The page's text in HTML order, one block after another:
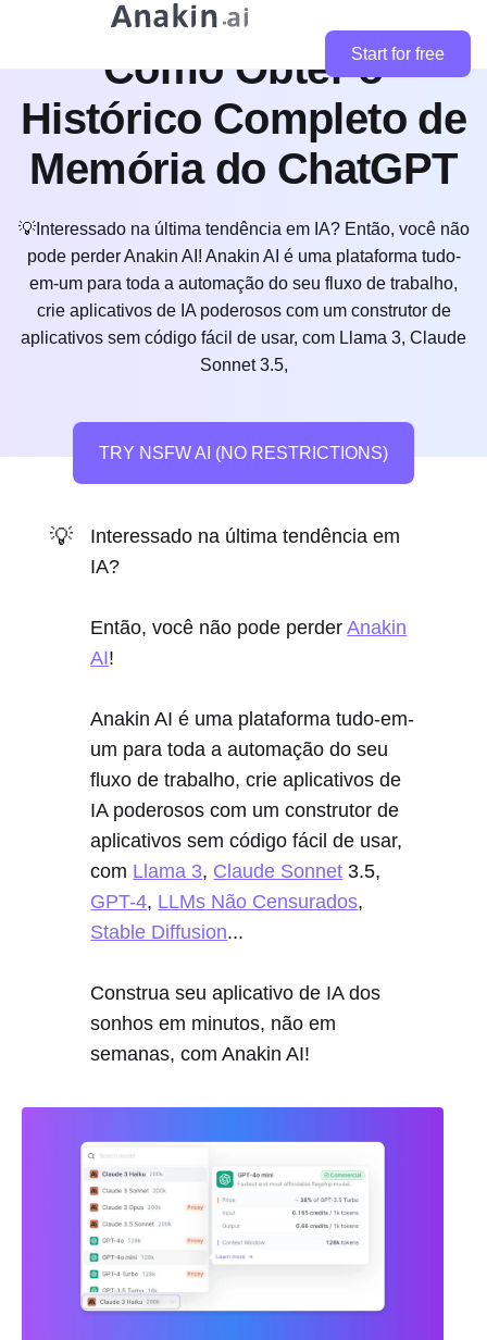
Start for free
Como Obter o
Histórico Completo de
Memória do ChatGPT
💡Interessado na última tendência em IA? Então, você não
pode perder Anakin AI! Anakin AI é uma plataforma tudo-
em-um para toda a automação do seu fluxo de trabalho,
crie aplicativos de IA poderosos com um construtor de
aplicativos sem código fácil de usar, com Llama 3, Claude
Sonnet 3.5,
TRY NSFW AI (NO RESTRICTIONS)
💡
Interessado na última tendência em
IA?
Então, você não pode perderAnakin
AI!
Anakin AI é uma plataforma tudo-em-
um para toda a automação do seu
fluxo de trabalho, crie aplicativos de
IA poderosos com um construtor de
aplicativos sem código fácil de usar,
com Llama 3, Claude Sonnet 3.5,
GPT-4, LLMs Não Censurados,
Stable Diffusion...
Construa seu aplicativo de IA dos
sonhos em minutos, não em
semanas, com Anakin AI!